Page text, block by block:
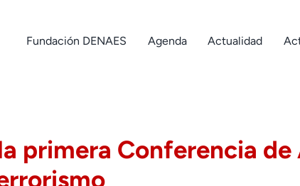
Fundación DENAES Agenda Actualidad
primera Conferencia